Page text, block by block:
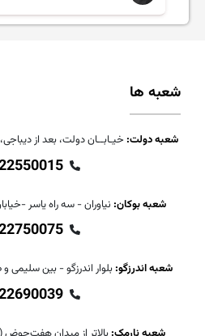
شعبه ها
شعبه دولت: خیـابــان دولت، بعد از
شعبه بوکان: نیاوران - سه راه یاسر -
شعبه اندرزگو: بلوار اندرزگو - بین سلیمی و طالقانی